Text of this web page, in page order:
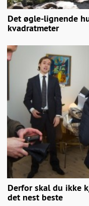
Det øgle-lignende
kvadratmeter
Derfor skal du ikke
det nest beste